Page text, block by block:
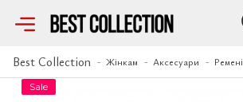
Best Collection Жінкам Аксесуари Ремені
Ремінь Jil Sander
Sale